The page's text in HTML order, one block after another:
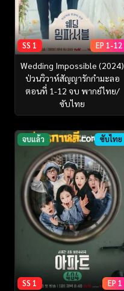
SS 1 EP 1-12
Wedding Impossible (2024)
ป่วนวิวาห์สัญญารักกำมะลอ
ตอนที่ 1-12 จบ พากย์ไทย/
ซับไทย
จบแล้ว ซับไทย
SS 1 EP 1